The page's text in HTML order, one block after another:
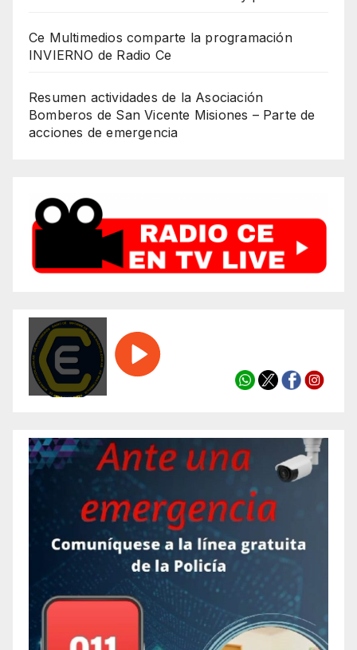
Ce Multimedios comparte la programación
INVIERNO de Radio Ce
Resumen actividades de la Asociación
Bomberos de San Vicente Misiones – Parte de
acciones de emergencia